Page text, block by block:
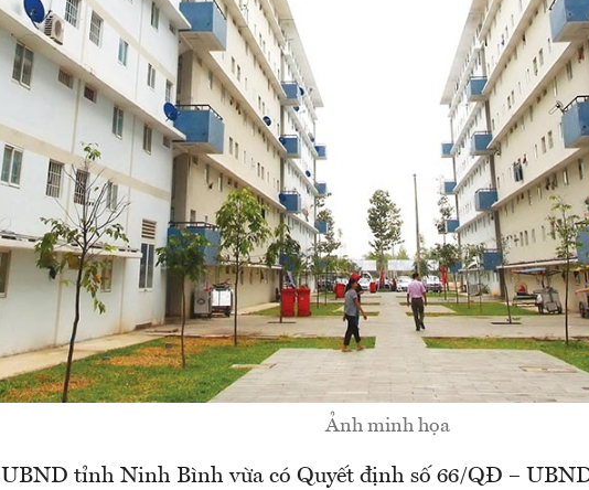
Ảnh minh họa
UBND tỉnh Ninh Bình vừa có Quyết định số 66/QĐ –